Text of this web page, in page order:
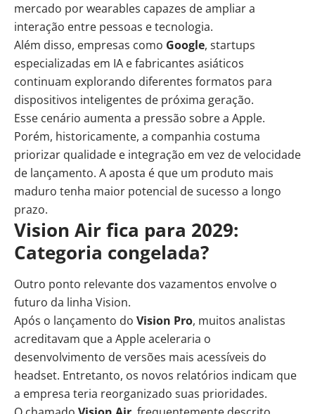
mercado por wearables capazes de ampliar a
interação entre pessoas e tecnologia.
Além disso, empresas como Google, startups
especializadas em IA e fabricantes asiáticos
continuam explorando diferentes formatos para
dispositivos inteligentes de próxima geração.
Esse cenário aumenta a pressão sobre a Apple.
Porém, historicamente, a companhia costuma
priorizar qualidade e integração em vez de velocidade
de lançamento. A aposta é que um produto mais
maduro tenha maior potencial de sucesso a longo
prazo.
Vision Air fica para 2029:
Categoria congelada?
Outro ponto relevante dos vazamentos envolve o
futuro da linha Vision.
Após o lançamento do Vision Pro, muitos analistas
acreditavam que a Apple aceleraria o
desenvolvimento de versões mais acessíveis do
headset. Entretanto, os novos relatórios indicam que
a empresa teria reorganizado suas prioridades.